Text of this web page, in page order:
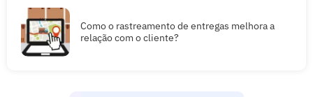
Como o rastreamento de entregas melhora a
relação com o cliente?